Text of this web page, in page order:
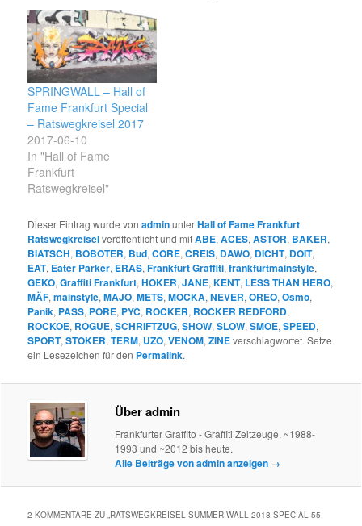
SPRINGWALL – Hall of
Fame Frankfurt Special
– Ratswegkreisel 2017
2017-06-10
In "Hall of Fame
Frankfurt
Ratswegkreisel"
Dieser Eintrag wurde vonadminunterHall of Fame Frankfurt
Ratswegkreiselveröffentlicht und mitABE,ACES,ASTOR, BAKER,
BIATSCH, BOBOTER, Bud,CORE,CREIS, DAWO, DICHT, DOIT,
EAT, Eater Parker, ERAS,Frankfurt Graffiti,frankfurtmainstyle,
GEKO,Graffiti Frankfurt,HOKER,JANE,KENT, LESS THAN HERO,
MÄF,mainstyle,MAJO,METS,MOCKA,NEVER,OREO,Osmo,
Panik, PASS, PORE, PYC, ROCKER, ROCKER REDFORD,
ROCKOE, ROGUE,SCHRIFTZUG,SHOW,SLOW,SMOE,SPEED,
SPORT,STOKER,TERM, UZO,VENOM,ZINEverschlagwortet. Setze
ein Lesezeichen für den Permalink.
Über admin
Frankfurter Graffito - Graffiti Zeitzeuge. ~1988-
1993 und ~2012 bis heute.
Alle Beiträge von admin anzeigen →
2 KOMMENTARE ZU „RATSWEGKREISEL SUMMER WALL 2018 SPECIAL 55